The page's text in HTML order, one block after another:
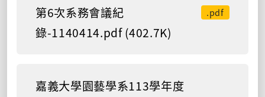
第6次系務會議紀
錄-1140414.pdf (402.7K)
.pdf
嘉義大學園藝學系113學年度